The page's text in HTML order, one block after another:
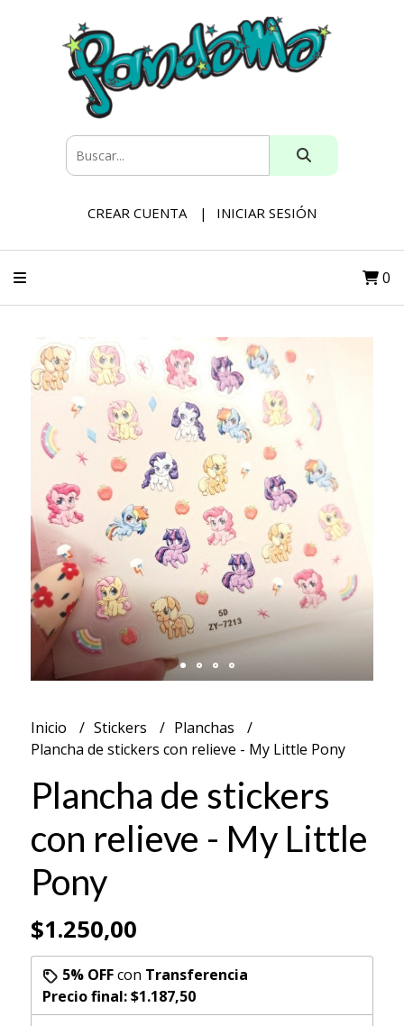
CREAR CUENTA INICIAR SESIÓN
0
Inicio Stickers
Planchas
Plancha de stickers con relieve - My Little Pony
Plancha de stickers
con relieve - My Little
Pony
$1.250,00
5% OFFcon Transferencia
Precio final:$1.187,50